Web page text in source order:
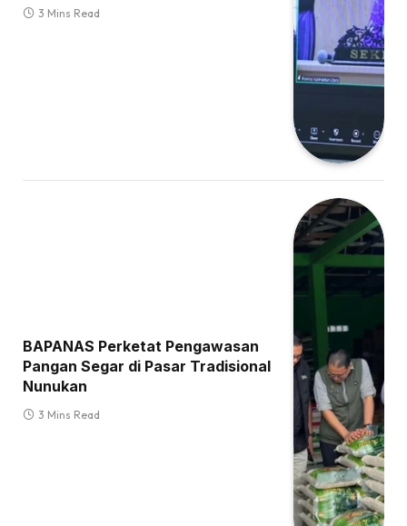
3 Mins Read
BAPANAS Perketat Pengawasan
Pangan Segar di Pasar Tradisional
Nunukan
3 Mins Read